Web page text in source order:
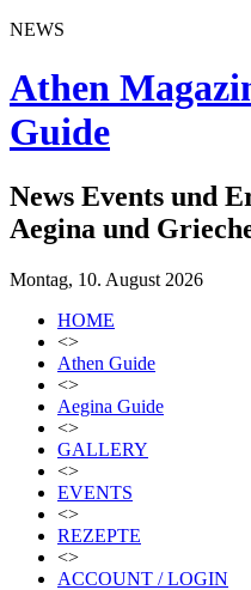
NEWS
Athen
Guide
News Events und
Aegina und
Montag, 10. August 2026
HOME
<>
Athen Guide
<>
Aegina Guide
<>
GALLERY
<>
EVENTS
<>
REZEPTE
<>
ACCOUNT / LOGIN